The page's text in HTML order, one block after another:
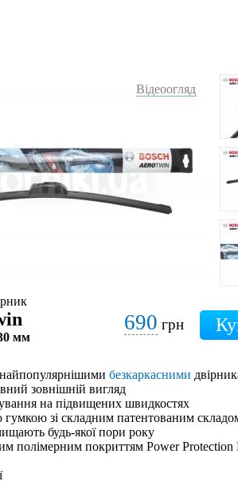
Відеоогляд
мм
690 грн
безкаркасними
зовнішній вигляд
на підвищених швидкостях
гумкою зі складним патентованим
будь-якої пори року
полімерним покриттям Power